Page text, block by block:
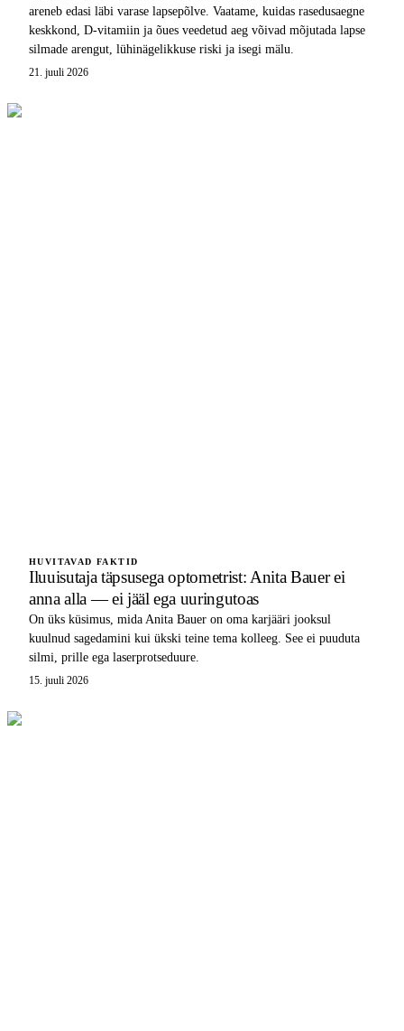
areneb edasi läbi varase lapsepõlve. Vaatame, kuidas rasedusaegne
keskkond, D-vitamiin ja õues veedetud aeg võivad mõjutada lapse
silmade arengut, lühinägelikkuse riski ja isegi mälu.
21. juuli 2026
HUVITAVAD FAKTID
Iluuisutaja täpsusega optometrist: Anita Bauer ei
anna alla — ei jääl ega uuringutoas
On üks küsimus, mida Anita Bauer on oma karjääri jooksul
kuulnud sagedamini kui ükski teine tema kolleeg. See ei puuduta
silmi, prille ega laserprotseduure.
15. juuli 2026